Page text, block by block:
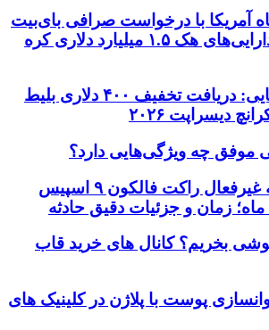
آمریکا با درخواست صرافی بای‌بیت
برای ردیابی دارایی‌های هک ۱.۵ میلیارد دلاری کره
فرصت استثنایی: دریافت تخفیف ۴۰۰ دلاری بلیط
دیسراپت ۲۰۲۶
موفق چه ویژگی‌هایی دارد؟
برخورد قطعه غیرفعال راکت فالکون ۹ اسپیس
زمان و جزئیات دقیق حادثه
بخریم؟ کانال های خرید قاب
پوست با پلاژن در کلینیک های